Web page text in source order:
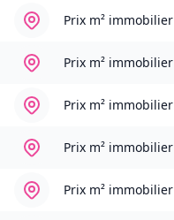
Prix m² immobilier
Prix m² immobilier
Prix m² immobilier
Prix m² immobilier
Prix m² immobilier